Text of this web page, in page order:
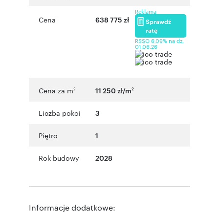
Cena 638 775 zł
Reklama
Sprawdź
ratę
RSSO 6,09% na dz.
01.06.26
Cena za m2 11 250 zł/m2
Liczba pokoi 3
Piętro 1
Rok budowy 2028
Informacje dodatkowe: